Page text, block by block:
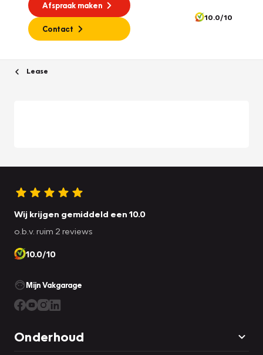
Afspraak maken
Contact
10.0/10
Lease
Wij krijgen gemiddeld een 10.0
o.b.v. ruim 2 reviews
10.0/10
Mijn Vakgarage
Onderhoud